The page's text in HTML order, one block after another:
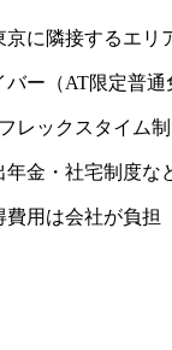
京に隣接するエリ
バー（AT限定普通
レックスタイム
年金・社宅制度な
費用は会社が負担